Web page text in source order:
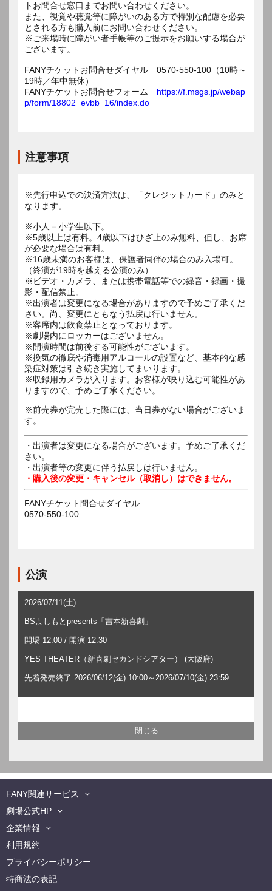
トお問合せ窓口までお問い合わせください。
また、視覚や聴覚等に障がいのある方で特別な配慮を必要
とされる方も購入前にお問い合わせください。
※ご来場時に障がい者手帳等のご提示をお願いする場合が
ございます。
FANYチケットお問合せダイヤル 0570-550-100（10時～
19時／年中無休）
FANYチケットお問合せフォーム https://f.msgs.jp/webap
p/form/18802_evbb_16/index.do
注意事項
※先行申込での決済方法は、「クレジットカード」のみと
なります。
※小人＝小学生以下。
※5歳以上は有料。4歳以下はひざ上のみ無料、但し、お席
が必要な場合は有料。
※16歳未満のお客様は、保護者同伴の場合のみ入場可。
（終演が19時を越える公演のみ）
※ビデオ・カメラ、または携帯電話等での録音・録画・撮
影・配信禁止。
※出演者は変更になる場合がありますので予めご了承くだ
さい。尚、変更にともなう払戻は行いません。
※客席内は飲食禁止となっております。
※劇場内にロッカーはございません。
※開演時間は前後する可能性がございます。
※換気の徹底や消毒用アルコールの設置など、基本的な感
染症対策は引き続き実施してまいります。
※収録用カメラが入ります。お客様が映り込む可能性があ
りますので、予めご了承ください。
※前売券が完売した際には、当日券がない場合がございま
す。
・出演者は変更になる場合がございます。予めご了承くだ
さい。
・出演者等の変更に伴う払戻しは行いません。
・購入後の変更・キャンセル（取消し）はできません。
FANYチケット問合せダイヤル
0570-550-100
公演
2026/07/11(土)
BSよしもとpresents「吉本新喜劇」
開場 12:00 / 開演 12:30
YES THEATER（新喜劇セカンドシアター） (大阪府)
先着発売終了 2026/06/12(金) 10:00～2026/07/10(金) 23:59
FANY関連サービス
劇場公式HP
企業情報
利用規約
プライバシーポリシー
特商法の表記